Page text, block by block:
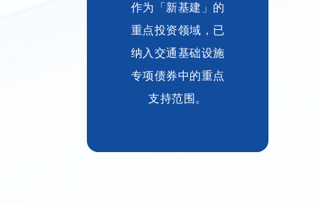
作为「新基建」的
重点投资领域，已
纳入交通基础设施
专项债券中的重点
支持范围。